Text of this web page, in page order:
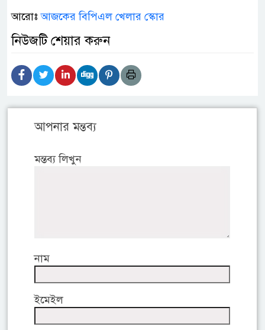
আরোঃআজকের বিপিএল খেলার স্কোর
নিউজটি শেয়ার করুন
আপনার মন্তব্য
মন্তব্য লিখুন
নাম
ইমেইল